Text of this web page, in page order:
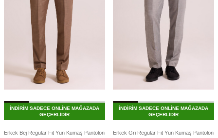
İNDİRİM SADECE ONLİNE MAĞAZADA
GEÇERLİDİR
Erkek Bej Regular Fit Yün Kumaş Pantolon
İNDİRİM SADECE ONLİNE MAĞAZADA
GEÇERLİDİR
Erkek Gri Regular Fit Yün Kumaş Pantolon